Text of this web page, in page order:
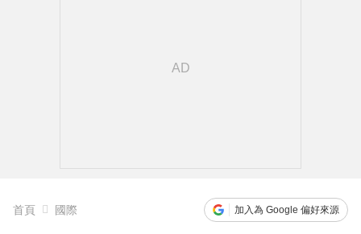
首頁 國際 加入為 Google 偏好來源